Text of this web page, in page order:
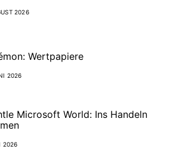
2026
Wertpapiere
2026
Microsoft World: Ins Handeln
2026